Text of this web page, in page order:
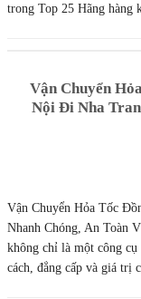
trong Top 25 Hãng
Vận Chuyển
Nội Đi Nha
Vận Chuyển Hỏa Tốc
Nhanh Chóng, An Toàn
không chỉ là một công
cách, đẳng cấp và giá